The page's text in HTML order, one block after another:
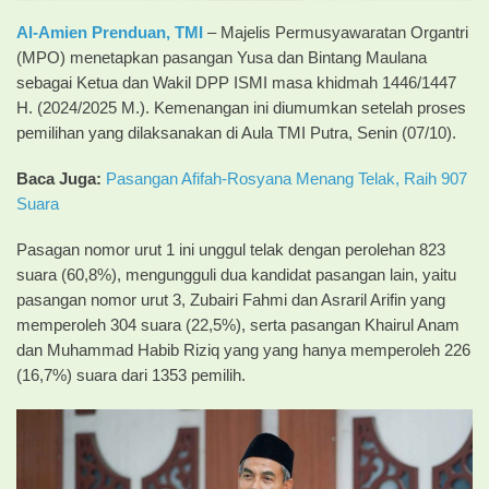
Al-Amien Prenduan, TMI – Majelis Permusyawaratan Organtri
(MPO) menetapkan pasangan Yusa dan Bintang Maulana
sebagai Ketua dan Wakil DPP ISMI masa khidmah 1446/1447
H. (2024/2025 M.). Kemenangan ini diumumkan setelah proses
pemilihan yang dilaksanakan di Aula TMI Putra, Senin (07/10).
Baca Juga: Pasangan Afifah-Rosyana Menang Telak, Raih 907
Suara
Pasagan nomor urut 1 ini unggul telak dengan perolehan 823
suara (60,8%), mengungguli dua kandidat pasangan lain, yaitu
pasangan nomor urut 3, Zubairi Fahmi dan Asraril Arifin yang
memperoleh 304 suara (22,5%), serta pasangan Khairul Anam
dan Muhammad Habib Riziq yang yang hanya memperoleh 226
(16,7%) suara dari 1353 pemilih.